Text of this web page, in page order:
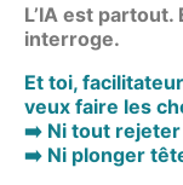
L’IA est
interroge.
Et toi,
veux faire les
➡️ Ni tout rejeter
➡️ Ni plonger